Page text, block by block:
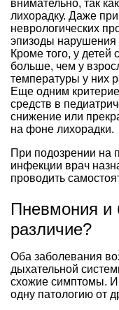
внимательно, так
лихорадку. Даже
неврологических
эпизоды нарушения
Кроме того, у
больше, чем у
температуры у них
Еще одним
средств в
снижение или
на фоне лихорадки.
При подозрении на
инфекции врач
проводить
Пневмония и
различие?
Оба заболевания
дыхательной
схожие симптомы.
одну патологию от